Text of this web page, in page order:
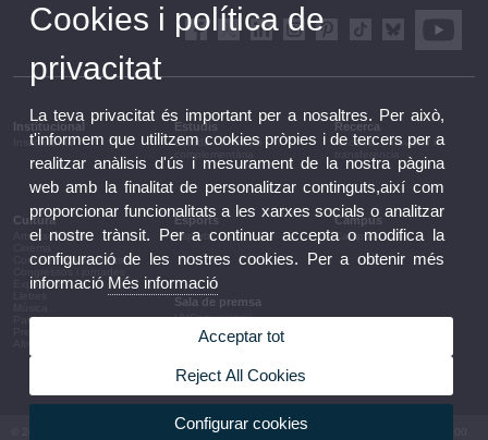
Institucional
Institucional
Estudis
Estudis i formació
Recerca
Recerca, innovació i
Cultura
Arts escèniques
Conferències i debats
Congressos i jornades
Exposicions
Patrimoni
Esports
Esports
Campus
Campus
Sala de premsa
UVComunicació
Notes de premsa
Agenda de govern
Informació corporativa
© 2026 UV. - Av. Blasco Ibáñez, 13. 46010 València. Espanya. Tel UV: (+34) 963 86 41 00
Cookies i política de
privacitat
La teva privacitat és important per a nosaltres. Per això,
t'informem que utilitzem cookies pròpies i de tercers per a
realitzar anàlisis d'ús i mesurament de la nostra pàgina
web amb la finalitat de personalitzar continguts,així com
proporcionar funcionalitats a les xarxes socials o analitzar
el nostre trànsit. Per a continuar accepta o modifica la
configuració de les nostres cookies. Per a obtenir més
informació Més informació
Acceptar tot
Reject All Cookies
Configurar cookies